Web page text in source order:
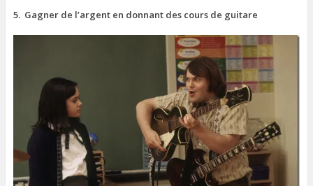
5. Gagner de l’argent en donnant des cours de guitare